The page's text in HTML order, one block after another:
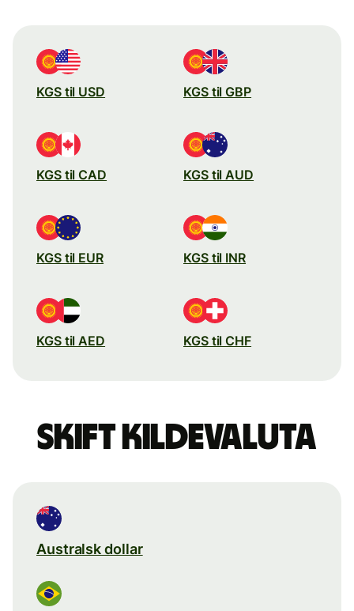
KGS til USD KGS til GBP
KGS til CAD KGS til AUD
KGS til EUR KGS til INR
KGS til AED KGS til CHF
Skift kildevaluta
Australsk dollar